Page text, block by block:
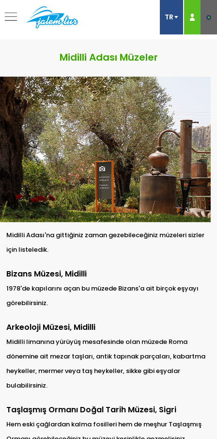
Midilli Adası Müzeler
Midilli Adası'na gittiğiniz zaman gezebileceğiniz müzeleri sizler
için listeledik.
Bizans Müzesi, Midilli
1978'de kapılarını açan bu müzede Bizans'a ait birçok eşyayı
görebilirsiniz.
Arkeoloji Müzesi, Midilli
Midilli limanına yürüyüş mesafesinde olan müzede Roma
dönemine ait mezar taşları, antik tapınak parçaları, kabartma
heykeller, mermer veya taş heykeller, sikke gibi eşyalar
bulabilirsiniz.
Taşlaşmış Ormanı Doğal Tarih Müzesi, Sigri
Hem eski çağlardan kalma fosilleri hem de meşhur Taşlaşmış